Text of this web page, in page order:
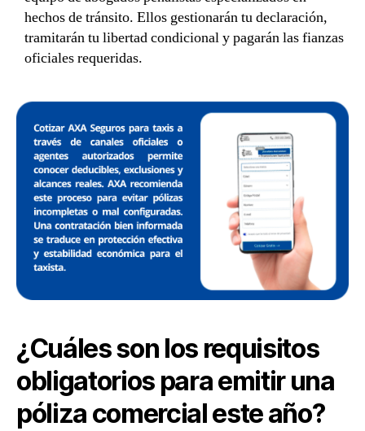
hechos de tránsito. Ellos gestionarán tu declaración,
tramitarán tu libertad condicional y pagarán las fianzas
oficiales requeridas.
¿Cuáles son los requisitos
obligatorios para emitir una
póliza comercial este año?